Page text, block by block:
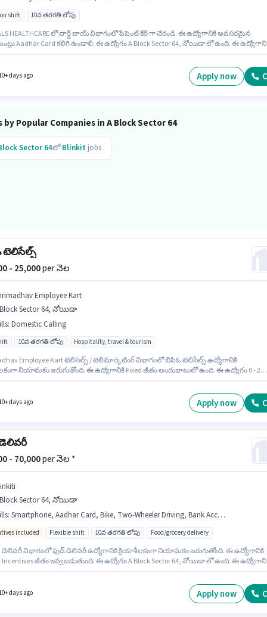
shift 10వ తరగతి లోపు
HEALTHCARE లో వార్డ్ బాయ్ విభాగంలో పేషెంట్ కేర్ గా చేరండి. ఈ ఉద్యోగానికి అవసరమైన
Aadhar Card కలిగి ఉండాలి. ఈ ఉద్యోగం A Block Sector 64, నోయిడా లో ఉంది. ఈ
కంపెనీ పాలసీలపై ఆధారపడి ఇప్పించబడతాయి.
days ago Apply now
by Popular Companies in A Block Sector 64
Sector 64లోBlinkitjobs
- 25,000per నెల
Employee Kart
Sector 64, నోయిడా
: Domestic Calling
10వ తరగతి లోపు Hospitality, travel & tourism
Employee Kart టెలిసెల్స్ / టెలిమార్కెటింగ్ విభాగంలో బిపిఓ టెలిసేల్స్ ఉద్యోగానికి
నియామకం జరుగుతోంది. ఈ ఉద్యోగానికి Fixed జీతం అందుబాటులో ఉంది. ఈ ఉద్యోగం 0 - 2
6 days working ఉన్నాయి. ఈ ఖాళీ A Block Sector 64, నోయిడా లో ఉంది.
days ago Apply now
- 70,000per నెల *
Sector 64, నోయిడా
: Smartphone, Aadhar Card, Bike, Two-Wheeler Driving, Bank Account, Cycle, 2-Wheeler Driving Licence
included Flexible shift 10వ తరగతి లోపు Food/grocery delivery
డెలివరీ విభాగంలో ఫుడ్ డెలివరీ ఉద్యోగానికి క్రియాశీలకంగా నియామకం జరుగుతోంది. ఈ ఉద్యోగానికి
Incentives జీతం ఇవ్వబడుతుంది. ఈ ఉద్యోగం A Block Sector 64, నోయిడా లో ఉంది. ఈ
ఈ ఉద్యోగానికి దరఖాస్తు చేయాలనుకునే అభ్యర్థి వద్ద Bike, Smartphone, Cycle
days ago Apply now